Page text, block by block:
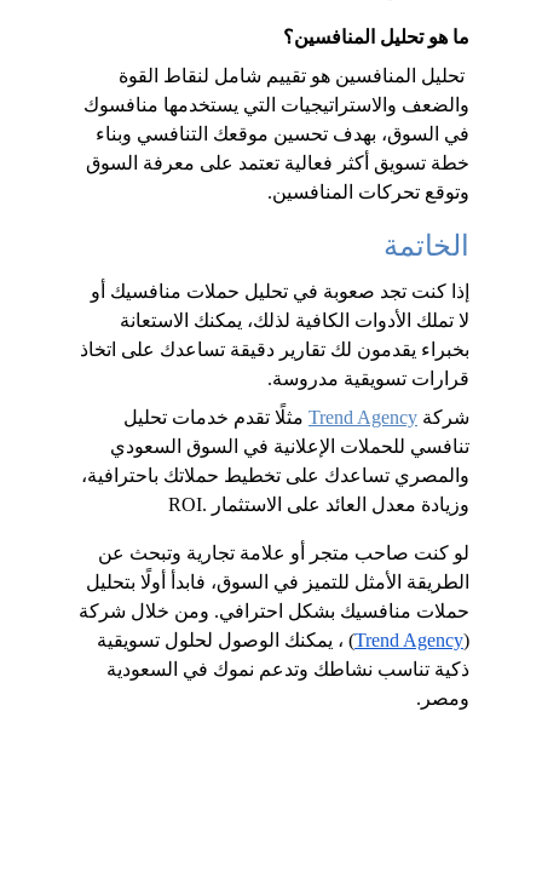
ما هو تحليل المنافسين؟
تحليل المنافسين هو تقييم شامل لنقاط القوة
والضعف والاستراتيجيات التي يستخدمها منافسوك
في السوق، بهدف تحسين موقعك التنافسي وبناء
خطة تسويق أكثر فعالية تعتمد على معرفة السوق
وتوقع تحركات المنافسين.
الخاتمة
إذا كنت تجد صعوبة في تحليل حملات منافسيك أو
لا تملك الأدوات الكافية لذلك، يمكنك الاستعانة
بخبراء يقدمون لك تقارير دقيقة تساعدك على اتخاذ
قرارات تسويقية مدروسة.
شركة Trend Agency مثلًا تقدم خدمات تحليل
تنافسي للحملات الإعلانية في السوق السعودي
والمصري تساعدك على تخطيط حملاتك باحترافية،
وزيادة معدل العائد على الاستثمار .ROI
لو كنت صاحب متجر أو علامة تجارية وتبحث عن
الطريقة الأمثل للتميز في السوق، فابدأ أولًا بتحليل
حملات منافسيك بشكل احترافي. ومن خلال شركة
(
Trend Agency) ، يمكنك الوصول لحلول تسويقية
ذكية تناسب نشاطك وتدعم نموك في السعودية
ومصر.